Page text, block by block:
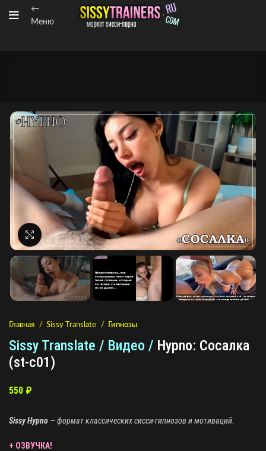
←
Меню
Нажмите, чтобы увеличить
Главная Sissy Translate Гипнозы
Sissy Translate / Видео / Hypno: Сосалка
(st-c01)
550 ₽
Sissy Hypno — формат классических сисси-гипнозов и мотиваций.
+ ОЗВУЧКА!